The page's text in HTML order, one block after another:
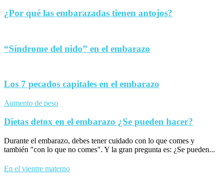
¿Por qué las embarazadas tienen antojos?
“Síndrome del nido” en el embarazo
Los 7 pecados capitales en el embarazo
Aumento de peso
Dietas detox en el embarazo ¿Se pueden hacer?
Durante el embarazo, debes tener cuidado con lo que comes y
también "con lo que no comes". Y la gran pregunta es: ¿Se pueden...
En el vientre materno